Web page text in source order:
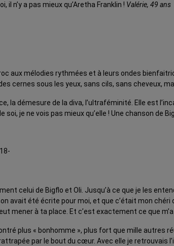
il n’y a pas mieux qu’Aretha Franklin ! Valérie, 49 ans
aux mélodies rythmées et à leurs ondes
cernes sous les yeux, sans cils, sans cheveux,
la démesure de la diva, l’ultraféminité. Elle est
je ne vois pas mieux qu’elle ! Une chanson de
celui de Bigflo et Oli. Jusqu’à ce que je les
avait été écrite pour moi, et que c’était mon chéri
mener à ta place. Et c’est exactement ce que
plus « bonhomme », plus fort que mille autres
par le bout du cœur. Avec elle je retrouvais